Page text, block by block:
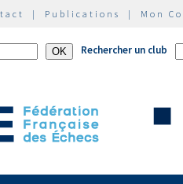
| Publications | Mon
Rechercher un club